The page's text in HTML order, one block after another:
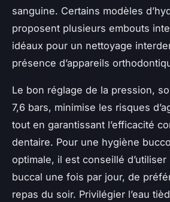
sanguine. Certains modèles
proposent plusieurs embouts
idéaux pour un nettoyage
présence d’appareils
Le bon réglage de la pression,
7,6 bars, minimise les risques
tout en garantissant l’efficacité
dentaire. Pour une hygiène
optimale, il est conseillé d’utiliser
buccal une fois par jour, de
repas du soir. Privilégier l’eau